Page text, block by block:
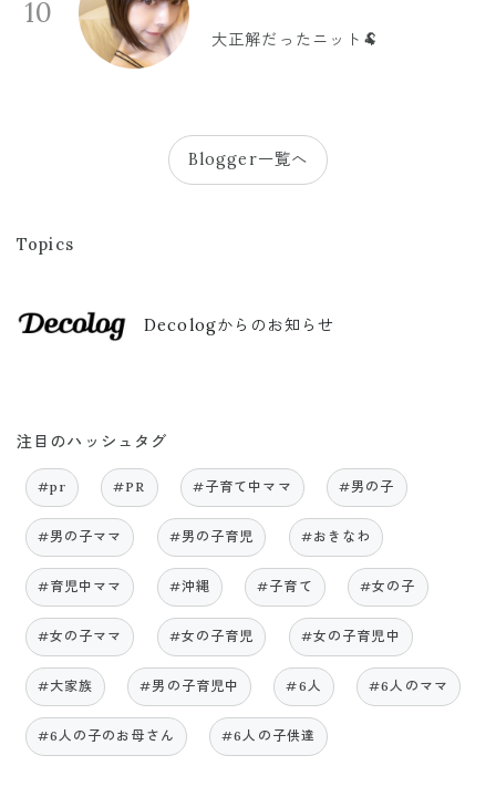
10
大正解だったニット🐏
Blogger一覧へ
Topics
Decologからのお知らせ
注目のハッシュタグ
#pr #PR #子育て中ママ #男の子
#男の子ママ #男の子育児 #おきなわ
#育児中ママ #沖縄 #子育て #女の子
#女の子ママ #女の子育児 #女の子育児中
#大家族 #男の子育児中 #6人 #6人のママ
#6人の子のお母さん #6人の子供達